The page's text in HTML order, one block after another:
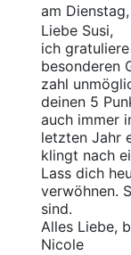
am
Liebe Susi,
ich
besonderen
zahl
deinen 5
auch immer
letzten Jahr
klingt nach
Lass dich
verwöhnen.
sind.
Alles Liebe,
Nicole